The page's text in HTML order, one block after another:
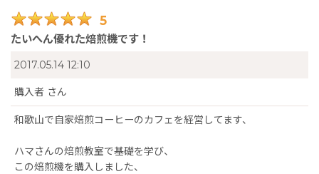
5
たいへん優れた焙煎機です！
2017.05.14 12:10
購入者 さん
和歌山で自家焙煎コーヒーのカフェを経営してます、
ハマさんの焙煎教室で基礎を学び、
この焙煎機を購入しました、